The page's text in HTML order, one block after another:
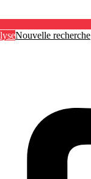
Nouvelle recherche